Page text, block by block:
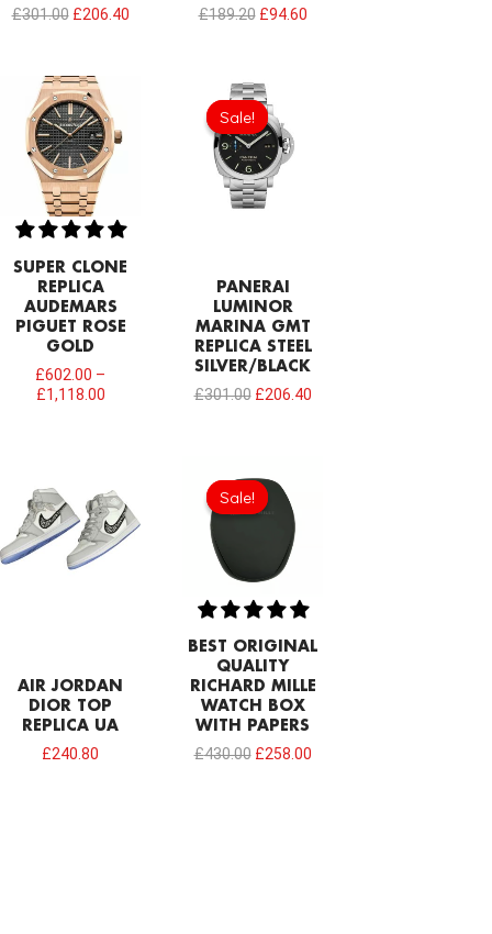
£301.00 £206.40
£189.20 £94.60
SUPER CLONE
REPLICA
AUDEMARS
PIGUET ROSE
GOLD
£602.00 –
£1,118.00
Sale!
Sale!
PANERAI
LUMINOR
MARINA GMT
REPLICA STEEL
SILVER/BLACK
£301.00
Original
price
was:
£301.00.
£206.40
AIR JORDAN
DIOR TOP
REPLICA UA
£240.80
Sale!
Sale!
BEST ORIGINAL
QUALITY
RICHARD MILLE
WATCH BOX
WITH PAPERS
£430.00
price
was:
£430.00.
£258.00